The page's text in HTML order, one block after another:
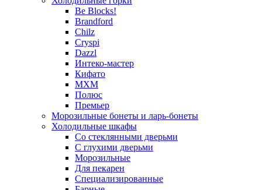
Be Blocks!
Brandford
Chilz
Cryspi
Dazzl
Интеко-мастер
Кифато
МХМ
Полюс
Премьер
Морозильные бонеты и ларь-бонеты
Холодильные шкафы
Со стеклянными дверьми
С глухими дверьми
Морозильные
Для пекарен
Специализированные